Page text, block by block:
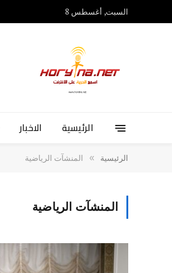
السبت, أغسطس 8
الرئيسية الاخبار
الرئيسية » المنشآت الرياضية
المنشآت الرياضية